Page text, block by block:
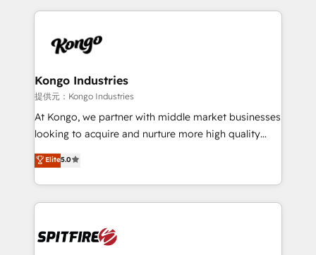
such as Brussels Airport, Volvo, Farmaline, Agilitas,
Streamz and Michelin.
growth for our client's businesses. These methods
exactly where your marketing budget is being used
and overall revenue to a level not feasible with
traditional methods. If you’re a frustrated marketing
manager or business owner sick of wasting budget
with generic agencies and their outdated methods,
just like yours attract more high-quality leads
throughout each stage of the buying cycle with
enable sales teams with the process, technology and
training to smash targets.
Kongo Industries
提供元：Kongo Industries
At Kongo, we partner with middle market businesses
looking to acquire and nurture more high quality
leads. We use digital media, marketing cloud,
automation and software integration to drive sales
and, deliver clarity on marketing expenditure.
Elite5.0